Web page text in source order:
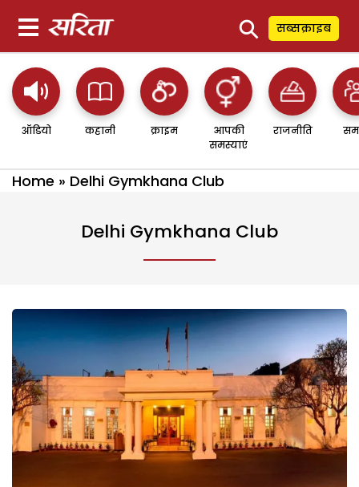
⚲ सब्सक्राइब
ऑडियो कहानी क्राइम
आपकी
समस्याएं
राजनीति
Home » Delhi Gymkhana Club
Delhi Gymkhana Club